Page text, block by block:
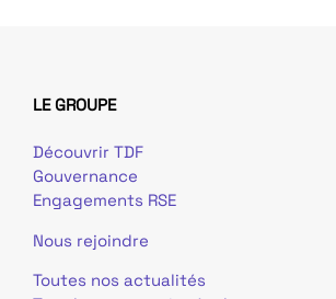
LE GROUPE
Découvrir TDF
Gouvernance
Engagements RSE
Nous rejoindre
Toutes nos actualités